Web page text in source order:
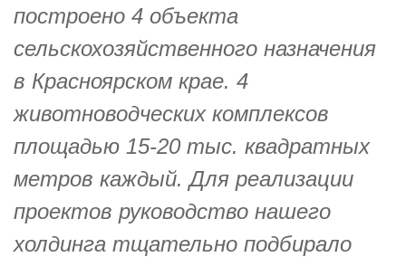
построено 4 объекта
сельскохозяйственного назначения
в Красноярском крае. 4
животноводческих комплексов
площадью 15-20 тыс. квадратных
метров каждый. Для реализации
проектов руководство нашего
холдинга тщательно подбирало